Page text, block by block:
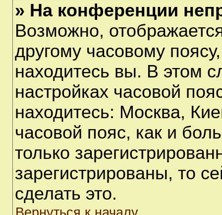
» На конференции
Возможно,
другому часовому
находитесь вы. В этом
настройках часовой
находитесь: Москва,
часовой пояс, как и
только
зарегистрированы, то
сделать это.